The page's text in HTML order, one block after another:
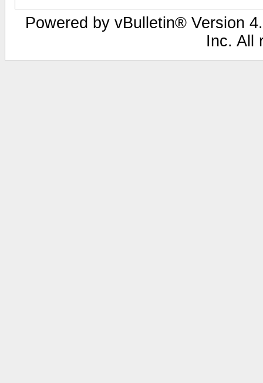
Powered by vBulletin® Version
Inc. All